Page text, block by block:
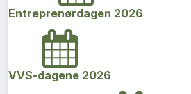
Entreprenørdagen 2026
VVS-dagene 2026